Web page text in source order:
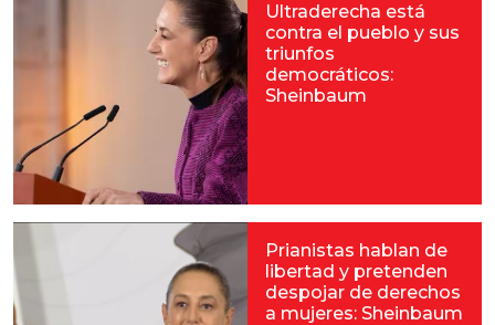
Ultraderecha está
contra el pueblo y sus
triunfos
democráticos:
Sheinbaum
Prianistas hablan de
libertad y pretenden
despojar de derechos
a mujeres: Sheinbaum